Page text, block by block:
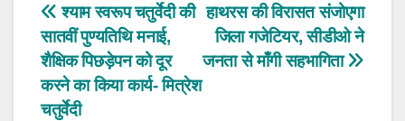
Post
navigation
हाथरस की विरासत संजोएगा
जिला गजेटियर, सीडीओ ने
जनता से माँगी सहभागिता
श्याम स्वरूप चतुर्वेदी की
सातवीं पुण्यतिथि मनाई,
शैक्षिक पिछड़ेपन को दूर
करने का किया कार्य- मित्रेश
चतुर्वेदी